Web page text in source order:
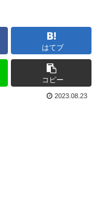
はてブ
コピー
2023.08.23